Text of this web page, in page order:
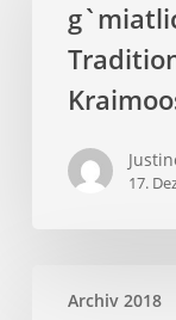
17.
Archiv 2018